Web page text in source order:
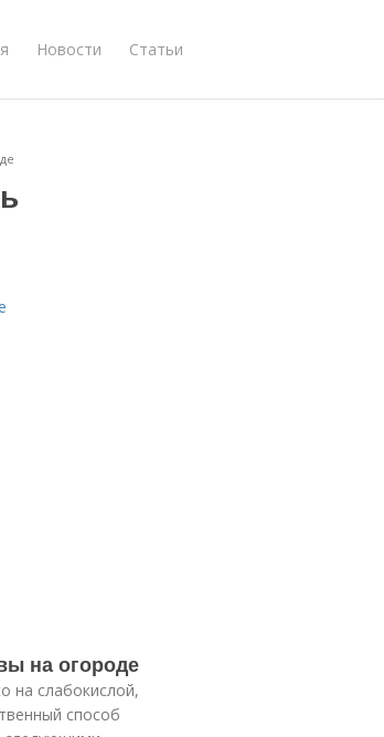
Новости Статьи
на огороде
на слабокислой,
способ